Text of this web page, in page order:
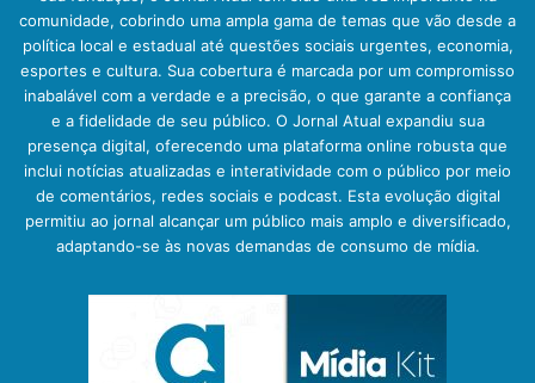
comunidade, cobrindo uma ampla gama de temas que vão desde a
política local e estadual até questões sociais urgentes, economia,
esportes e cultura. Sua cobertura é marcada por um compromisso
inabalável com a verdade e a precisão, o que garante a confiança
e a fidelidade de seu público. O Jornal Atual expandiu sua
presença digital, oferecendo uma plataforma online robusta que
inclui notícias atualizadas e interatividade com o público por meio
de comentários, redes sociais e podcast. Esta evolução digital
permitiu ao jornal alcançar um público mais amplo e diversificado,
adaptando-se às novas demandas de consumo de mídia.